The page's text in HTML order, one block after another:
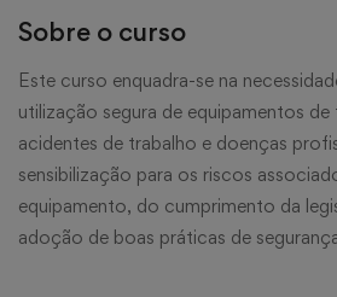
Sobre o curso
Este curso enquadra-se na
utilização segura de equipamentos
acidentes de trabalho e doenças
sensibilização para os riscos
equipamento, do cumprimento da
adoção de boas práticas de